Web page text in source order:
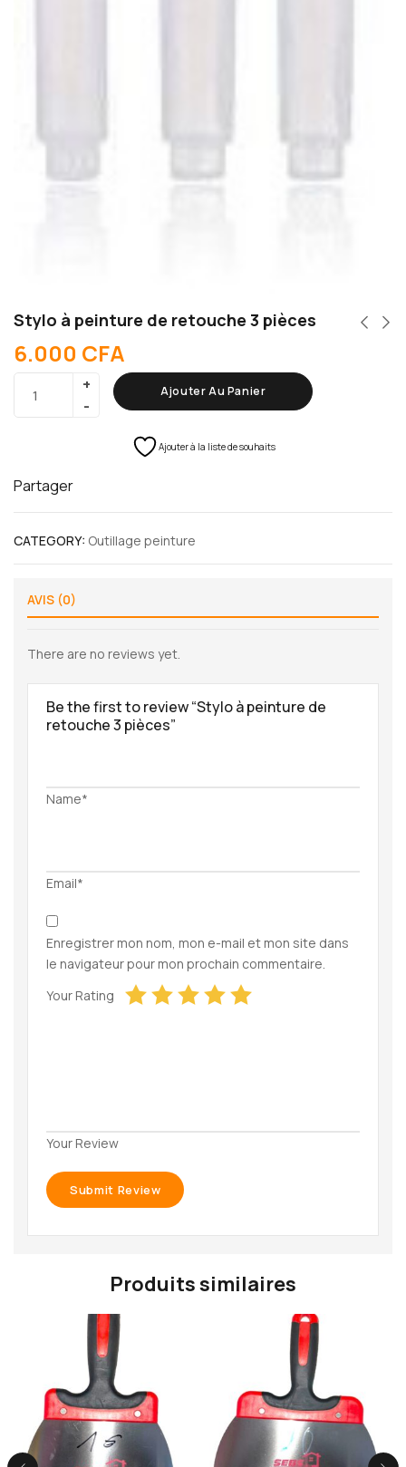
Stylo à peinture de retouche 3 pièces
6.000 CFA
Ajouter Au Panier
Ajouter à la liste de souhaits
Partager
CATEGORY: Outillage peinture
AVIS (0)
There are no reviews yet.
Be the first to review “Stylo à peinture de
retouche 3 pièces”
Name*
Email*
Enregistrer mon nom, mon e-mail et mon site dans
le navigateur pour mon prochain commentaire.
Your Rating
Your Review
Produits similaires